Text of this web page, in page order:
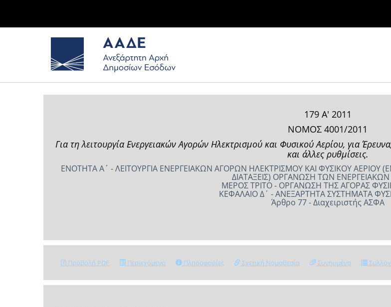
179 Α' 2011
ΝΟΜΟΣ 4001/2011
Για τη λειτουργία Ενεργειακών Αγορών Ηλεκτρισμού και Φυσικού Αερίου, για
και άλλες ρυθμίσεις.
ΕΝΟΤΗΤΑ Α΄ - ΛΕΙΤΟΥΡΓΙΑ ΕΝΕΡΓΕΙΑΚΩΝ ΑΓΟΡΩΝ ΗΛΕΚΤΡΙΣΜΟΥ ΚΑΙ ΦΥΣΙΚΟΥ ΑΕΡΙΟΥ
ΔΙΑΤΑΞΕΙΣ) ΟΡΓΑΝΩΣΗ ΤΩΝ
ΜΕΡΟΣ ΤΡΙΤΟ - ΟΡΓΑΝΩΣΗ ΤΗΣ ΑΓΟΡΑΣ
ΚΕΦΑΛΑΙΟ Δ΄ - ΑΝΕΞΑΡΤΗΤΑ ΣΥΣΤΗΜΑΤΑ
Άρθρο 77 - Διαχειριστής ΑΣΦΑ
Προβολή PDF Περιεχόμενα Πληροφορίες Σχετική Νομοθεσία Συνημμένα